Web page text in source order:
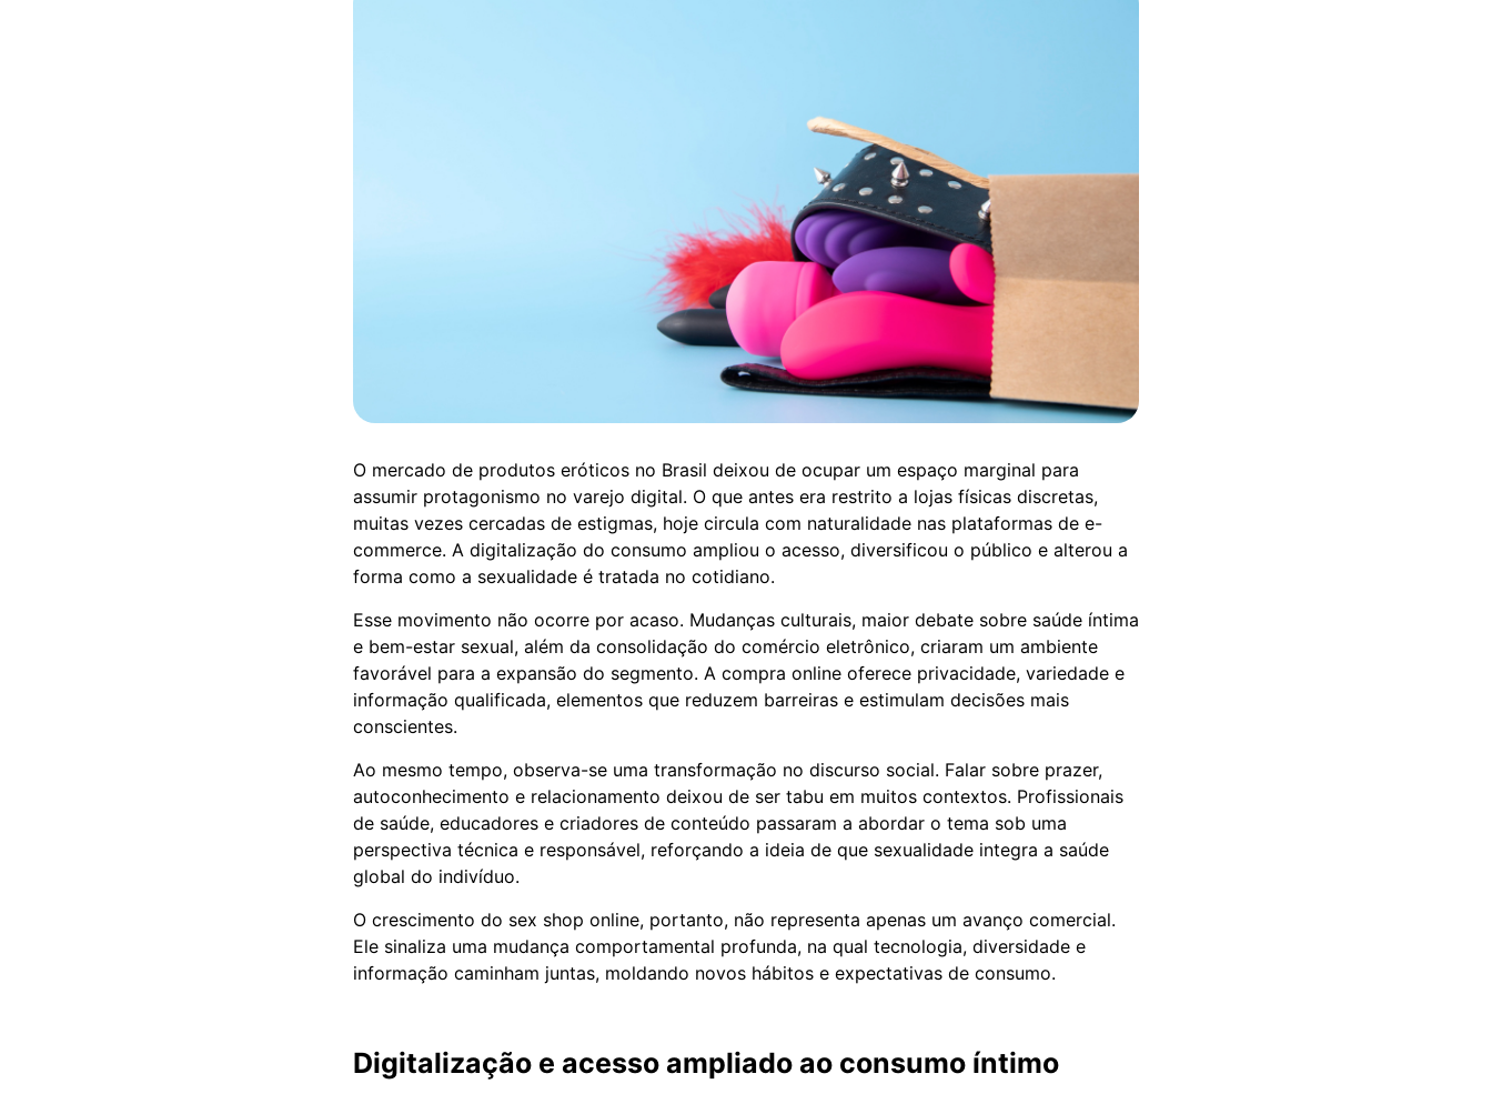
O mercado de produtos eróticos no Brasil deixou de ocupar um espaço marginal para
assumir protagonismo no varejo digital. O que antes era restrito a lojas físicas discretas,
muitas vezes cercadas de estigmas, hoje circula com naturalidade nas plataformas de e-
commerce. A digitalização do consumo ampliou o acesso, diversificou o público e alterou a
forma como a sexualidade é tratada no cotidiano.
Esse movimento não ocorre por acaso. Mudanças culturais, maior debate sobre saúde íntima
e bem-estar sexual, além da consolidação do comércio eletrônico, criaram um ambiente
favorável para a expansão do segmento. A compra online oferece privacidade, variedade e
informação qualificada, elementos que reduzem barreiras e estimulam decisões mais
conscientes.
Ao mesmo tempo, observa-se uma transformação no discurso social. Falar sobre prazer,
autoconhecimento e relacionamento deixou de ser tabu em muitos contextos. Profissionais
de saúde, educadores e criadores de conteúdo passaram a abordar o tema sob uma
perspectiva técnica e responsável, reforçando a ideia de que sexualidade integra a saúde
global do indivíduo.
O crescimento do sex shop online, portanto, não representa apenas um avanço comercial.
Ele sinaliza uma mudança comportamental profunda, na qual tecnologia, diversidade e
informação caminham juntas, moldando novos hábitos e expectativas de consumo.
Digitalização e acesso ampliado ao consumo íntimo